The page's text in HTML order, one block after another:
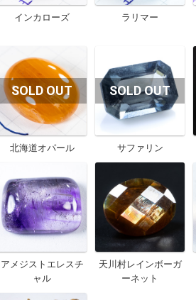
インカローズ ラリマー
北海道オパール サファリン
アメジストエレスチ
ャル
天川村レインボーガ
ーネット